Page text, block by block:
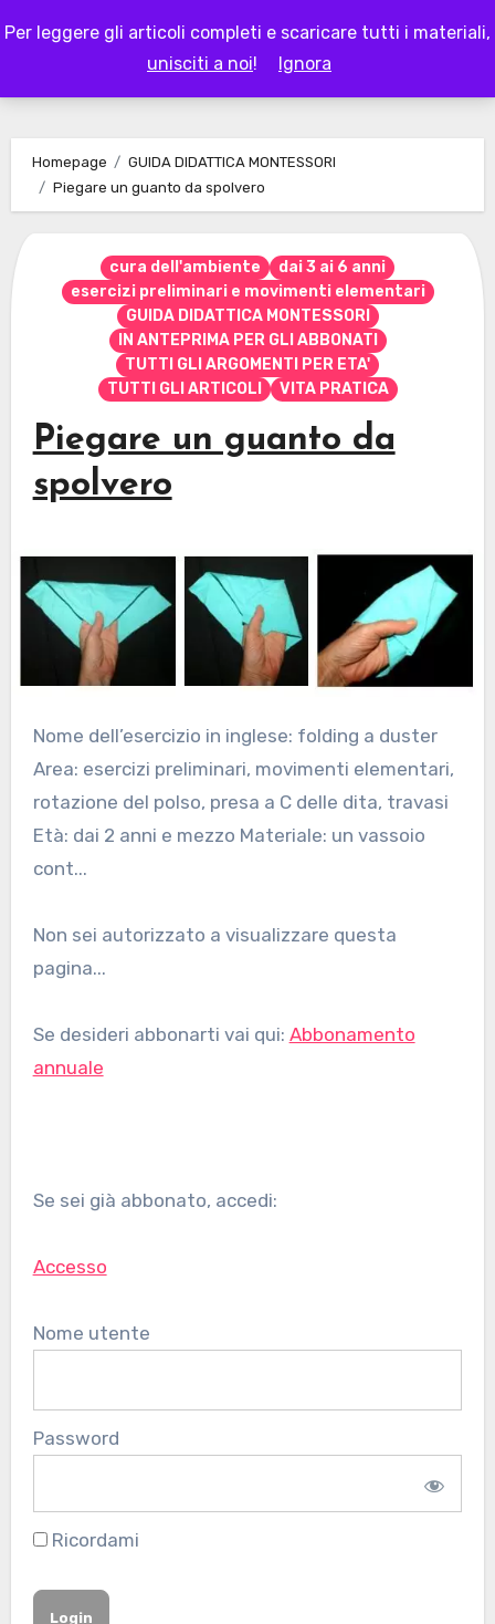
Per leggere gli articoli completi e scaricare tutti i materiali,
unisciti a noi! Ignora
to
LAPAPPADOLCE
Homepage
GUIDA DIDATTICA MONTESSORI
Piegare un guanto da spolvero
cura dell'ambiente
dai 3 ai 6 anni
esercizi preliminari e movimenti elementari
GUIDA DIDATTICA MONTESSORI
IN ANTEPRIMA PER GLI ABBONATI
TUTTI GLI ARGOMENTI PER ETA'
TUTTI GLI ARTICOLI
VITA PRATICA
Piegare un guanto da
spolvero
Nome dell’esercizio in inglese: folding a duster
Area: esercizi preliminari, movimenti elementari,
rotazione del polso, presa a C delle dita, travasi
Età: dai 2 anni e mezzo Materiale: un vassoio
cont...
Non sei autorizzato a visualizzare questa
pagina...
Se desideri abbonarti vai qui: Abbonamento
annuale
Se sei già abbonato, accedi:
Accesso
Nome utente
Password
Ricordami